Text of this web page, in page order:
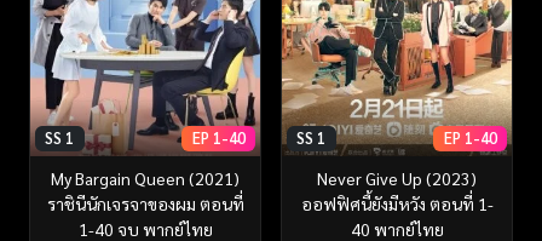
SS 1 EP 1-40
My Bargain Queen (2021)
ราชินีนักเจรจาของผม ตอนที่
1-40 จบ พากย์ไทย
SS 1 EP 1-40
Never Give Up (2023)
ออฟฟิศนี้ยังมีหวัง ตอนที่ 1-
40 พากย์ไทย